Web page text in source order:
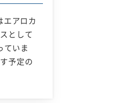
アロカ
として
ていま
予定の